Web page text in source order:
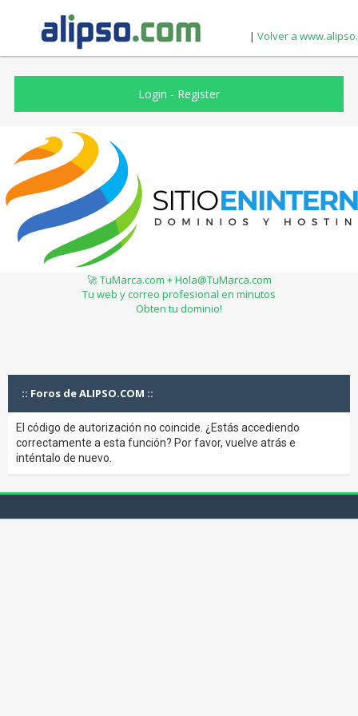
| Volver a
Login - Register
🚀 TuMarca.com + Hola@TuMarca.com
Tu web y correo profesional en minutos
Obten tu dominio!
:: Foros de ALIPSO.COM ::
El código de autorización no coincide. ¿Estás accediendo
correctamente a esta función? Por favor, vuelve atrás e
inténtalo de nuevo.